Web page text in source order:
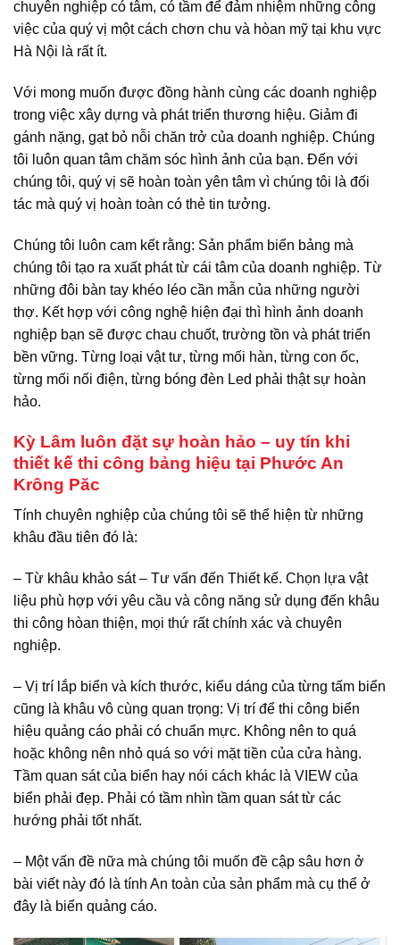
chuyên nghiệp có tâm, có tầm để đảm nhiệm những công
việc của quý vị một cách chơn chu và hòan mỹ tại khu vực
Hà Nội là rất ít.
Với mong muốn được đồng hành cùng các doanh nghiệp
trong việc xây dựng và phát triển thương hiệu. Giảm đi
gánh nặng, gạt bỏ nỗi chăn trở của doanh nghiệp. Chúng
tôi luôn quan tâm chăm sóc hình ảnh của bạn. Đến với
chúng tôi, quý vị sẽ hoàn toàn yên tâm vì chúng tôi là đối
tác mà quý vị hoàn toàn có thẻ tin tưởng.
Chúng tôi luôn cam kết rằng: Sản phẩm biển bảng mà
chúng tôi tạo ra xuất phát từ cái tâm của doanh nghiệp. Từ
những đôi bàn tay khéo léo cần mẫn của những người
thợ. Kết hợp với công nghệ hiện đại thì hình ảnh doanh
nghiệp bạn sẽ được chau chuốt, trường tồn và phát triển
bền vững. Từng loại vật tư, từng mối hàn, từng con ốc,
từng mối nối điện, từng bóng đèn Led phải thật sự hoàn
hảo.
Kỳ Lâm luôn đặt sự hoàn hảo – uy tín khi
thiết kế thi công bảng hiệu tại Phước An
Krông Păc
Tính chuyên nghiệp của chúng tôi sẽ thể hiện từ những
khâu đầu tiên đó là:
– Từ khâu khảo sát – Tư vấn đến Thiết kế. Chọn lựa vật
liệu phù hợp với yêu cầu và công năng sử dụng đến khâu
thi công hòan thiện, mọi thứ rất chính xác và chuyên
nghiệp.
– Vị trí lắp biển và kích thước, kiểu dáng của từng tấm biển
cũng là khâu vô cùng quan trọng: Vị trí để thi công biển
hiệu quảng cáo phải có chuẩn mực. Không nên to quá
hoặc không nên nhỏ quá so với mặt tiền của cửa hàng.
Tầm quan sát của biển hay nói cách khác là VIEW của
biển phải đẹp. Phải có tầm nhìn tầm quan sát từ các
hướng phải tốt nhất.
– Một vấn đề nữa mà chúng tôi muốn đề cập sâu hơn ở
bài viết này đó là tính An toàn của sản phẩm mà cụ thể ở
đây là biển quảng cáo.